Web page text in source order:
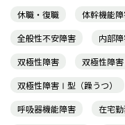
休職・復職
体幹機能
全般性不安障害
内部
双極性障害
双極性障
双極性障害Ⅰ型（躁うつ）
呼吸器機能障害
在宅